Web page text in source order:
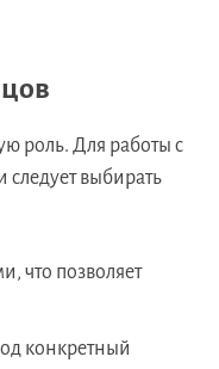
роль. Для работы с
выбирать
что позволяет
конкретный